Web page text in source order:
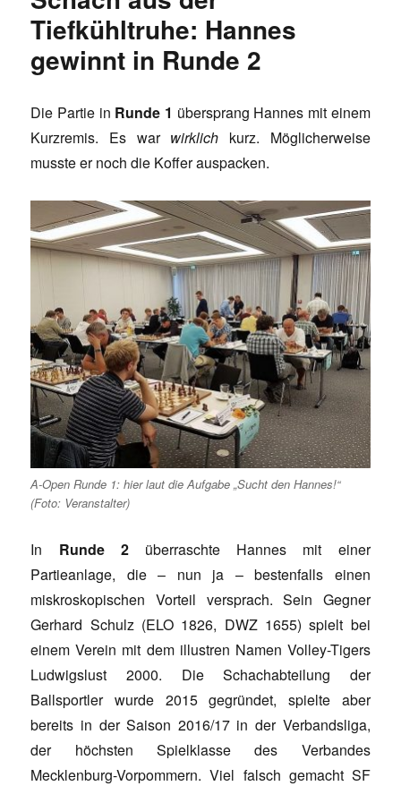
Tiefkühltruhe: Hannes
gewinnt in Runde 2
Die Partie in Runde 1 übersprang Hannes mit einem
Kurzremis. Es war wirklich kurz. Möglicherweise
musste er noch die Koffer auspacken.
A-Open Runde 1: hier laut die Aufgabe „Sucht den Hannes!“
(Foto: Veranstalter)
In Runde 2überraschte Hannes mit einer
Partieanlage, die – nun ja – bestenfalls einen
miskroskopischen Vorteil versprach. Sein Gegner
Gerhard Schulz (ELO 1826, DWZ 1655) spielt bei
einem Verein mit dem illustren Namen Volley-Tigers
Ludwigslust 2000. Die Schachabteilung der
Ballsportler wurde 2015 gegründet, spielte aber
bereits in der Saison 2016/17 in der Verbandsliga,
der höchsten Spielklasse des Verbandes
Mecklenburg-Vorpommern. Viel falsch gemacht SF